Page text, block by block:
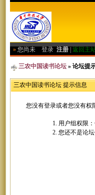
» 您尚未 登录 注册 返回主
三农中国读书论坛 » 论坛提
三农中国读书论坛 提示信息
您没有登录或者您没有权
用户组权限
您还不是论